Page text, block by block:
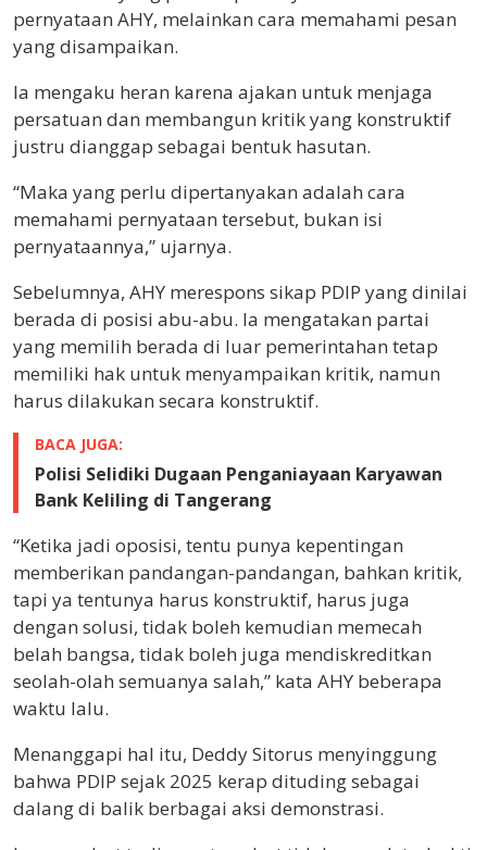
pernyataan AHY, melainkan cara memahami pesan
yang disampaikan.
Ia mengaku heran karena ajakan untuk menjaga
persatuan dan membangun kritik yang konstruktif
justru dianggap sebagai bentuk hasutan.
“Maka yang perlu dipertanyakan adalah cara
memahami pernyataan tersebut, bukan isi
pernyataannya,” ujarnya.
Sebelumnya, AHY merespons sikap PDIP yang dinilai
berada di posisi abu-abu. Ia mengatakan partai
yang memilih berada di luar pemerintahan tetap
memiliki hak untuk menyampaikan kritik, namun
harus dilakukan secara konstruktif.
BACA JUGA:
Polisi Selidiki Dugaan Penganiayaan Karyawan
Bank Keliling di Tangerang
“Ketika jadi oposisi, tentu punya kepentingan
memberikan pandangan-pandangan, bahkan kritik,
tapi ya tentunya harus konstruktif, harus juga
dengan solusi, tidak boleh kemudian memecah
belah bangsa, tidak boleh juga mendiskreditkan
seolah-olah semuanya salah,” kata AHY beberapa
waktu lalu.
Menanggapi hal itu, Deddy Sitorus menyinggung
bahwa PDIP sejak 2025 kerap dituding sebagai
dalang di balik berbagai aksi demonstrasi.